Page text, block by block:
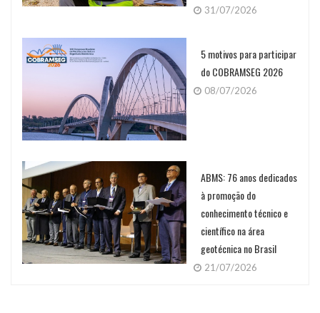
31/07/2026
5 motivos para participar
do COBRAMSEG 2026
08/07/2026
ABMS: 76 anos dedicados
à promoção do
conhecimento técnico e
científico na área
geotécnica no Brasil
21/07/2026